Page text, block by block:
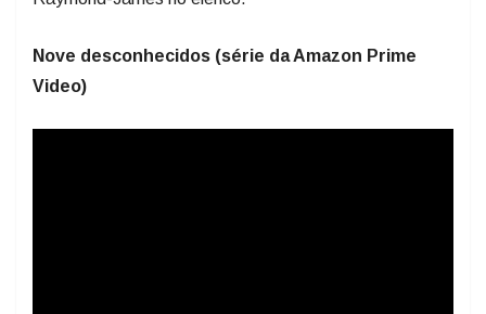
Nove desconhecidos (série da Amazon Prime
Video)